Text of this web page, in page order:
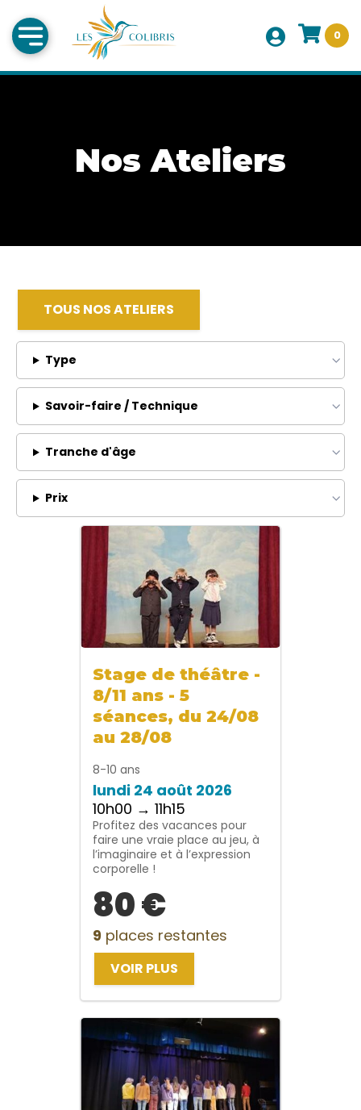
0
Nos Ateliers
TOUS NOS ATELIERS
Type
Savoir-faire / Technique
Tranche d'âge
Prix
Stage de théâtre -
8/11 ans - 5
séances, du 24/08
au 28/08
8-10 ans
lundi 24 août 2026
10h00 → 11h15
Profitez des vacances pour
faire une vraie place au jeu, à
l’imaginaire et à l’expression
corporelle !
80 €
9 places restantes
VOIR PLUS